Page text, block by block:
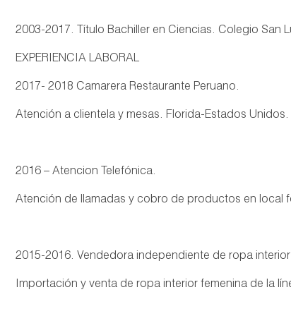
2003-2017. Título Bachiller en Ciencias. Colegio San
EXPERIENCIA LABORAL
2017- 2018 Camarera Restaurante Peruano.
Atención a clientela y mesas. Florida-Estados Unidos.
2016 – Atencion Telefónica.
Atención de llamadas y cobro de productos en local
2015-2016. Vendedora independiente de ropa
Importación y venta de ropa interior femenina de la